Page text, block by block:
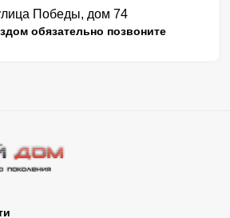
Победы, дом 74
обязательно позвоните